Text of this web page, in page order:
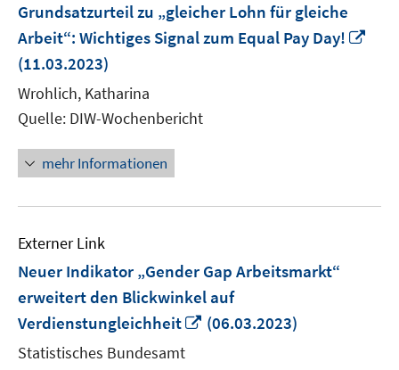
Grundsatzurteil zu „gleicher Lohn für gleiche
Arbeit“: Wichtiges Signal zum Equal Pay Day!
(11.03.2023)
Wrohlich, Katharina
Quelle: DIW-Wochenbericht
mehr Informationen
Externer Link
Neuer Indikator „Gender Gap Arbeitsmarkt“
erweitert den Blickwinkel auf
Verdienstungleichheit
In
(06.03.2023)
Statistisches Bundesamt